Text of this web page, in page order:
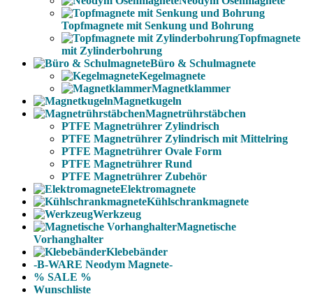
Topfmagnete mit Senkung und Bohrung
Topfmagnete
mit Zylinderbohrung
Büro & Schulmagnete
Kegelmagnete
Magnetklammer
Magnetkugeln
Magnetrührstäbchen
PTFE Magnetrührer Zylindrisch
PTFE Magnetrührer Zylindrisch mit Mittelring
PTFE Magnetrührer Ovale Form
PTFE Magnetrührer Rund
PTFE Magnetrührer Zubehör
Elektromagnete
Kühlschrankmagnete
Werkzeug
Magnetische
Vorhanghalter
Klebebänder
-B-WARE Neodym Magnete-
% SALE %
Wunschliste